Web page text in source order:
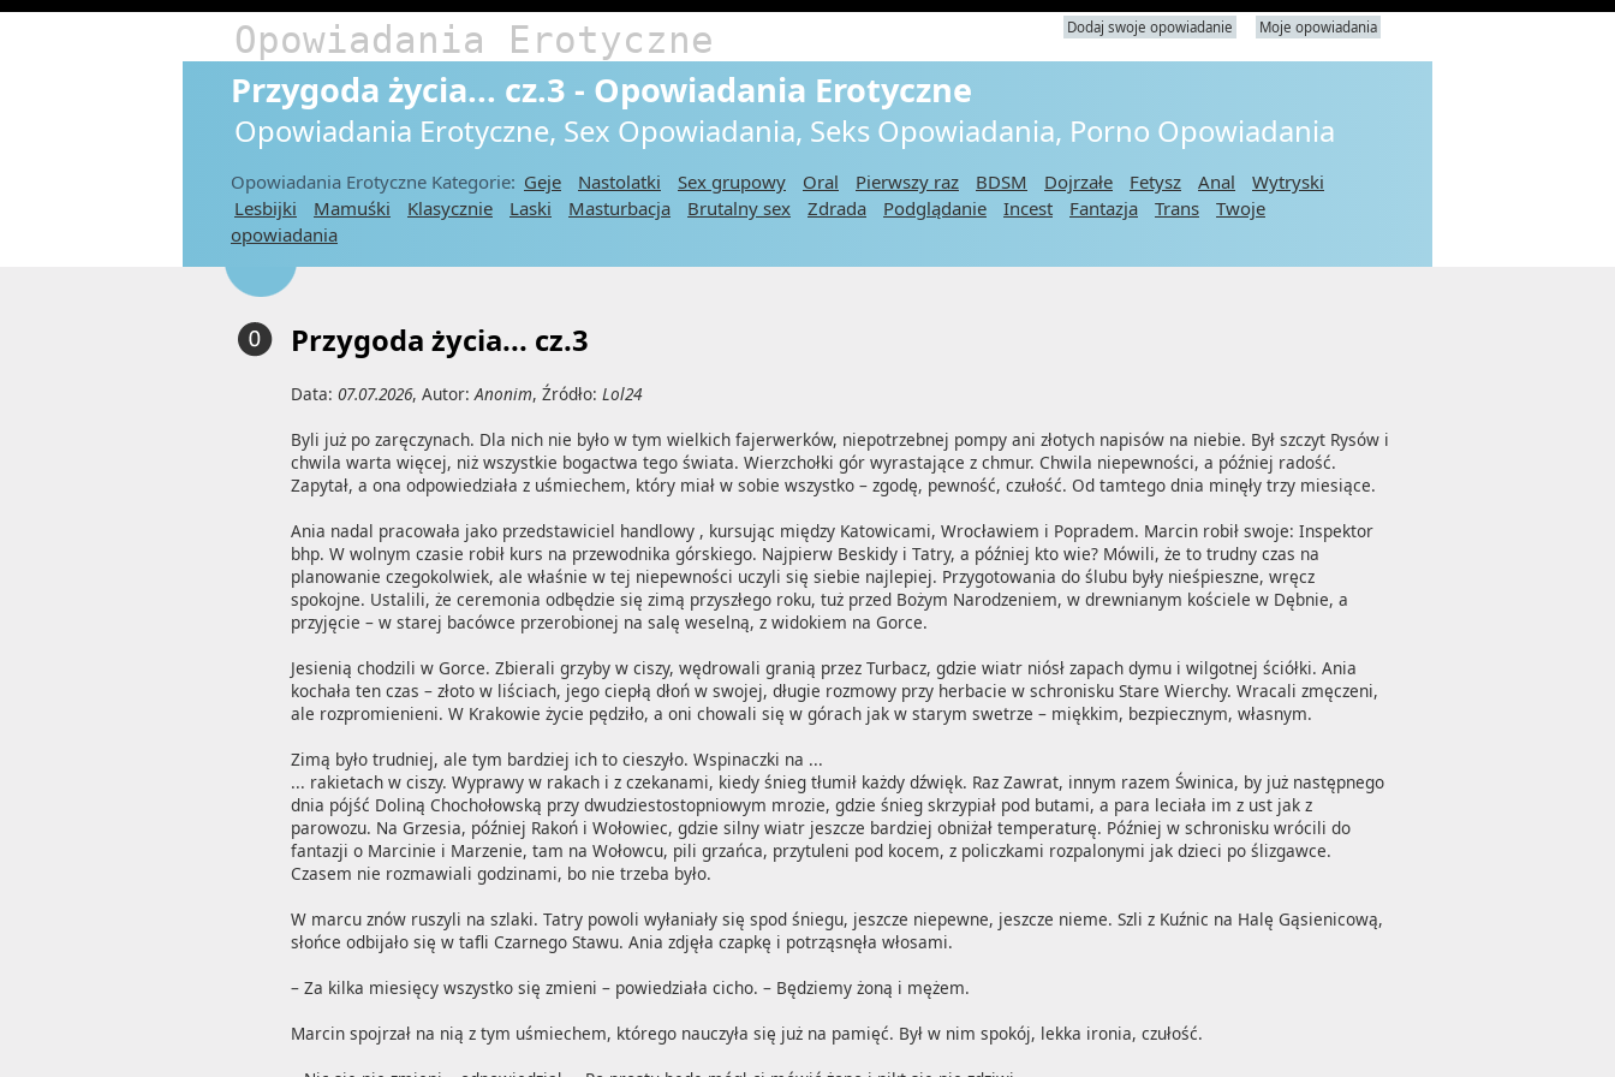
Opowiadania Erotyczne Dodaj swoje opowiadanie Moje opowiadania
Przygoda życia... cz.3 - Opowiadania Erotyczne
Opowiadania Erotyczne, Sex Opowiadania, Seks Opowiadania, Porno Opowiadania
Opowiadania Erotyczne Kategorie: Geje Nastolatki Sex grupowy Oral Pierwszy raz BDSM Dojrzałe Fetysz Anal
Wytryski
Lesbijki
Mamuśki Klasycznie Laski Masturbacja Brutalny sex Zdrada Podglądanie Incest Fantazja Trans
Twoje
opowiadania
Przygoda życia... cz.3
Data: 07.07.2026, Autor:Anonim, Źródło: Lol24
Byli już po zaręczynach. Dla nich nie było w tym wielkich fajerwerków, niepotrzebnej pompy ani złotych napisów na niebie. Był szczyt Rysów i
chwila warta więcej, niż wszystkie bogactwa tego świata. Wierzchołki gór wyrastające z chmur. Chwila niepewności, a później radość.
Zapytał, a ona odpowiedziała z uśmiechem, który miał w sobie wszystko – zgodę, pewność, czułość. Od tamtego dnia minęły trzy miesiące.
Ania nadal pracowała jako przedstawiciel handlowy , kursując między Katowicami, Wrocławiem i Popradem. Marcin robił swoje: Inspektor
bhp. W wolnym czasie robił kurs na przewodnika górskiego. Najpierw Beskidy i Tatry, a później kto wie? Mówili, że to trudny czas na
planowanie czegokolwiek, ale właśnie w tej niepewności uczyli się siebie najlepiej. Przygotowania do ślubu były nieśpieszne, wręcz
spokojne. Ustalili, że ceremonia odbędzie się zimą przyszłego roku, tuż przed Bożym Narodzeniem, w drewnianym kościele w Dębnie, a
przyjęcie – w starej bacówce przerobionej na salę weselną, z widokiem na Gorce.
Jesienią chodzili w Gorce. Zbierali grzyby w ciszy, wędrowali granią przez Turbacz, gdzie wiatr niósł zapach dymu i wilgotnej ściółki. Ania
kochała ten czas – złoto w liściach, jego ciepłą dłoń w swojej, długie rozmowy przy herbacie w schronisku Stare Wierchy. Wracali zmęczeni,
ale rozpromienieni. W Krakowie życie pędziło, a oni chowali się w górach jak w starym swetrze – miękkim, bezpiecznym, własnym.
Zimą było trudniej, ale tym bardziej ich to cieszyło. Wspinaczki na ...
... rakietach w ciszy. Wyprawy w rakach i z czekanami, kiedy śnieg tłumił każdy dźwięk. Raz Zawrat, innym razem Świnica, by już następnego
dnia pójść Doliną Chochołowską przy dwudziestostopniowym mrozie, gdzie śnieg skrzypiał pod butami, a para leciała im z ust jak z
parowozu. Na Grzesia, później Rakoń i Wołowiec, gdzie silny wiatr jeszcze bardziej obniżał temperaturę. Później w schronisku wrócili do
fantazji o Marcinie i Marzenie, tam na Wołowcu, pili grzańca, przytuleni pod kocem, z policzkami rozpalonymi jak dzieci po ślizgawce.
Czasem nie rozmawiali godzinami, bo nie trzeba było.
W marcu znów ruszyli na szlaki. Tatry powoli wyłaniały się spod śniegu, jeszcze niepewne, jeszcze nieme. Szli z Kuźnic na Halę Gąsienicową,
słońce odbijało się w tafli Czarnego Stawu. Ania zdjęła czapkę i potrząsnęła włosami.
– Za kilka miesięcy wszystko się zmieni – powiedziała cicho. – Będziemy żoną i mężem.
Marcin spojrzał na nią z tym uśmiechem, którego nauczyła się już na pamięć. Był w nim spokój, lekka ironia, czułość.